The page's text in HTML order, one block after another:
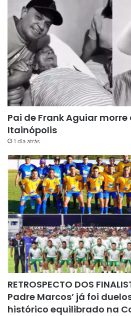
Pai de Frank Aguiar
Itainópolis
1 dia atrás
RETROSPECTO DOS
Padre Marcos’ já foi
histórico equilibrado na